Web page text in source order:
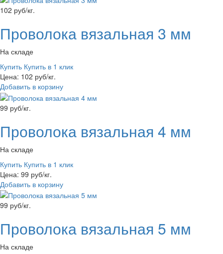
102 руб/кг.
Проволока вязальная 3 мм
На складе
Купить Купить в 1 клик
Цена: 102 руб/кг.
Добавить в корзину
99 руб/кг.
Проволока вязальная 4 мм
На складе
Купить Купить в 1 клик
Цена: 99 руб/кг.
Добавить в корзину
99 руб/кг.
Проволока вязальная 5 мм
На складе